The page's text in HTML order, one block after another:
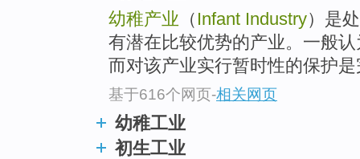
幼稚产业 （ Infant Industry）是
有潜在比较优势的产业。一般
而对该产业实行暂时性的保护
基于616个网页-相关网页
幼稚工业
初生工业